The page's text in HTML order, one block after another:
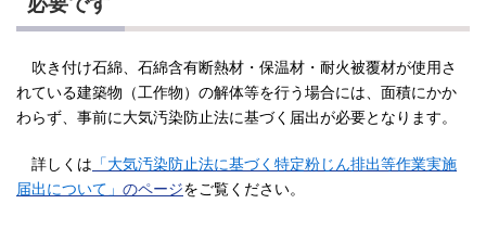
吹き付け石綿、石綿含有断熱材・保温材・耐火被覆材が使用さ
れている建築物（工作物）の解体等を行う場合には、面積にかか
わらず、事前に大気汚染防止法に基づく届出が必要となります。
詳しくは 「大気汚染防止法に基づく特定粉じん排出等作業実施
届出について」 のページをご覧ください。